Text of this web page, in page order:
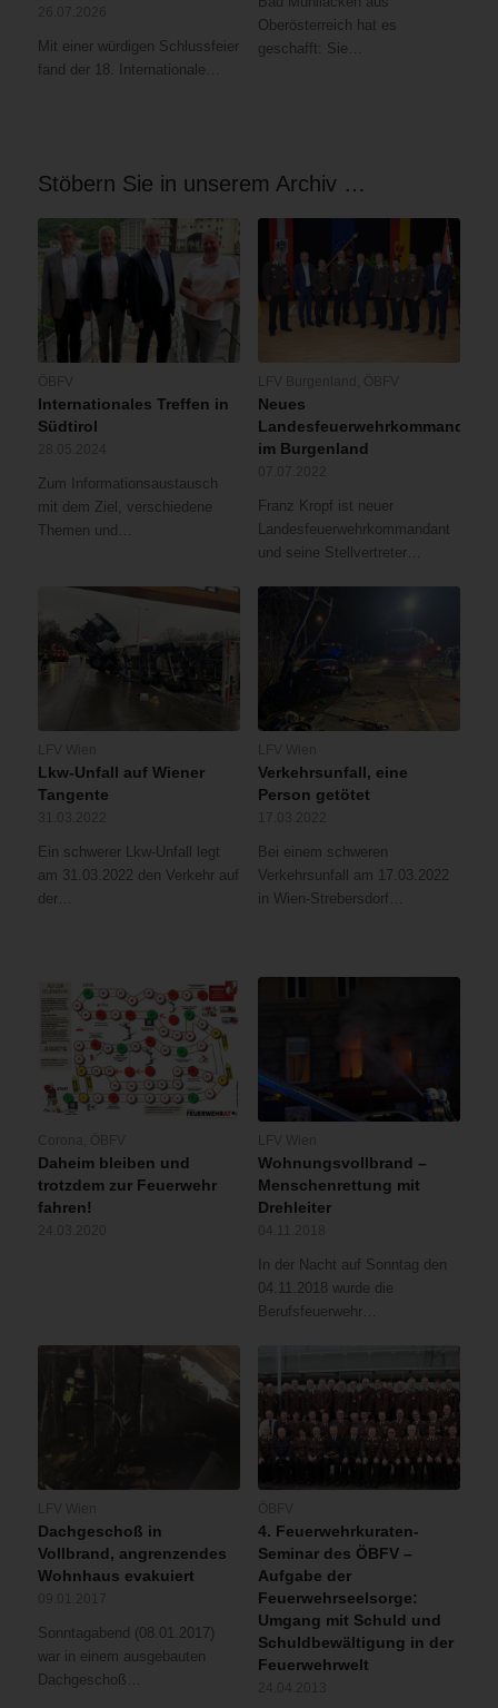
Mit einer würdigen Schlussfeier
fand der 18. Internationale…
Oberösterreich hat es
geschafft: Sie…
Stöbern Sie in unserem Archiv …
Internationales Treffen in
Südtirol
Zum Informationsaustausch
mit dem Ziel, verschiedene
Themen und…
Neues
Landesfeuerwehrkommando
im Burgenland
Franz Kropf ist neuer
Landesfeuerwehrkommandant
und seine Stellvertreter…
Lkw-Unfall auf Wiener
Tangente
Ein schwerer Lkw-Unfall legt
am 31.03.2022 den Verkehr auf
der…
Verkehrsunfall, eine
Person getötet
Bei einem schweren
Verkehrsunfall am 17.03.2022
in Wien-Strebersdorf…
Daheim bleiben und
trotzdem zur Feuerwehr
fahren!
Wohnungsvollbrand –
Menschenrettung mit
Drehleiter
In der Nacht auf Sonntag den
04.11.2018 wurde die
Berufsfeuerwehr…
Dachgeschoß in
Vollbrand, angrenzendes
Wohnhaus evakuiert
Sonntagabend (08.01.2017)
war in einem ausgebauten
Dachgeschoß…
4. Feuerwehrkuraten-
Seminar des ÖBFV –
Aufgabe der
Feuerwehrseelsorge:
Umgang mit Schuld und
Schuldbewältigung in der
Feuerwehrwelt